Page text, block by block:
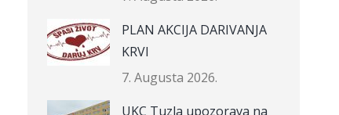
PLAN AKCIJA DARIVANJA
KRVI
7. Augusta 2026.
UKC Tuzla upozorava na